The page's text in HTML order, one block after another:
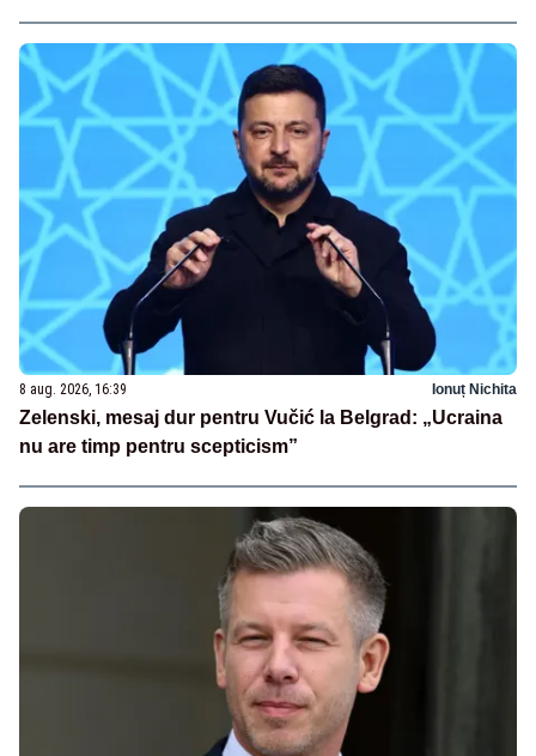
8 aug. 2026, 16:39 Ionuț Nichita
Zelenski, mesaj dur pentru Vučić la Belgrad: „Ucraina
nu are timp pentru scepticism”